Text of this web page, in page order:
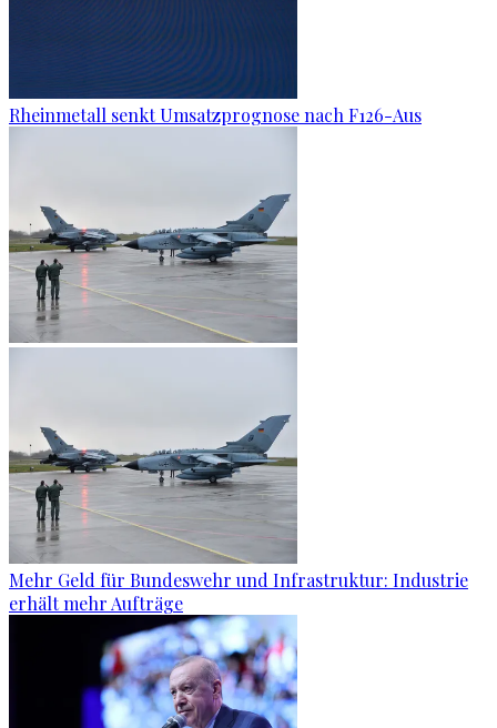
Rheinmetall senkt Umsatzprognose nach F126-Aus
Mehr Geld für Bundeswehr und Infrastruktur: Industrie
erhält mehr Aufträge